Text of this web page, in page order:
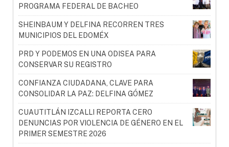
PROGRAMA FEDERAL DE BACHEO
SHEINBAUM Y DELFINA RECORREN TRES
MUNICIPIOS DEL EDOMÉX
PRD Y PODEMOS EN UNA ODISEA PARA
CONSERVAR SU REGISTRO
CONFIANZA CIUDADANA, CLAVE PARA
CONSOLIDAR LA PAZ: DELFINA GÓMEZ
CUAUTITLÁN IZCALLI REPORTA CERO
DENUNCIAS POR VIOLENCIA DE GÉNERO EN EL
PRIMER SEMESTRE 2026